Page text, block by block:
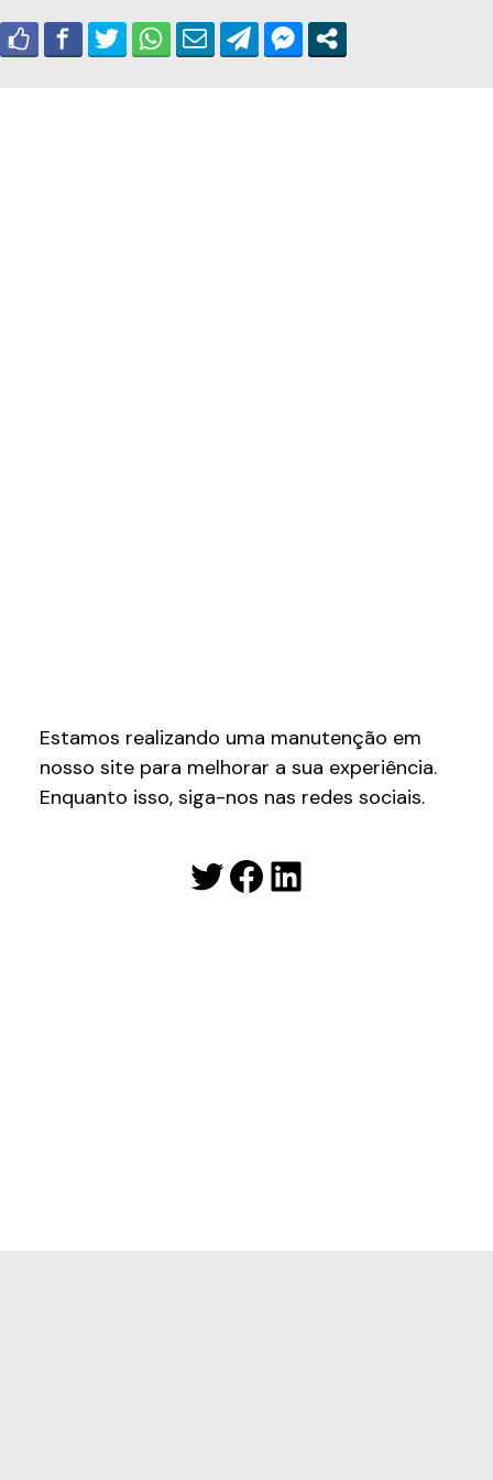
Estamos realizando uma manutenção em
nosso site para melhorar a sua experiência.
Enquanto isso, siga-nos nas redes sociais.
Twitter
Facebook
LinkedIn